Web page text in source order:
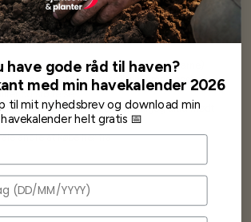
god vejledning og hjælp fra Barney (Bjarne)
de fineste asparges kroner med posten
og størrelse.
jeg har skrevet med Bjarne har jeg altid mødt
service.
andre at købe her fra
have gode råd til haven?
med min havekalender 2026
til mit nyhedsbrev og download min
havekalender helt gratis 📅